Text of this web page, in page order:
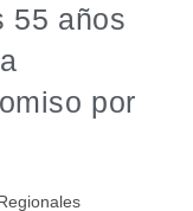
55 años
por